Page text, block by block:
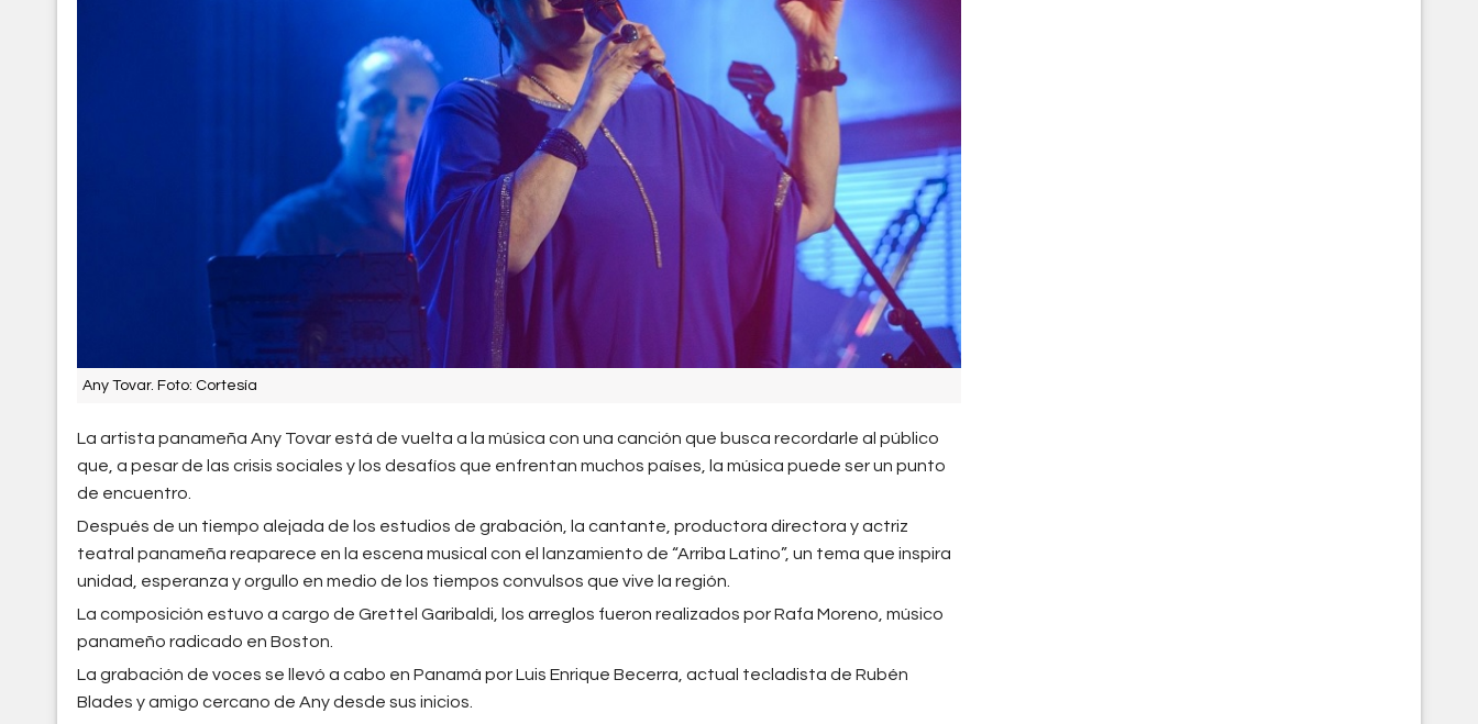
Any Tovar. Foto: Cortesía
La artista panameña Any Tovar está de vuelta a la música con una canción que busca recordarle al público
que, a pesar de las crisis sociales y los desafíos que enfrentan muchos países, la música puede ser un punto
de encuentro.
Después de un tiempo alejada de los estudios de grabación, la cantante, productora directora y actriz
teatral panameña reaparece en la escena musical con el lanzamiento de “Arriba Latino”, un tema que inspira
unidad, esperanza y orgullo en medio de los tiempos convulsos que vive la región.
La composición estuvo a cargo de Grettel Garibaldi, los arreglos fueron realizados por Rafa Moreno, músico
panameño radicado en Boston.
La grabación de voces se llevó a cabo en Panamá por Luis Enrique Becerra, actual tecladista de Rubén
Blades y amigo cercano de Any desde sus inicios.